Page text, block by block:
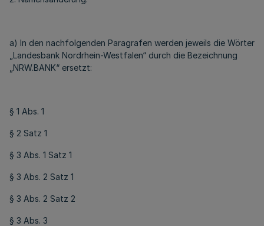
a) In den nachfolgenden Paragrafen werden jeweils die Wörter
„Landesbank Nordrhein-Westfalen“ durch die Bezeichnung
„NRW.BANK“ ersetzt:
§ 1 Abs. 1
§ 2 Satz 1
§ 3 Abs. 1 Satz 1
§ 3 Abs. 2 Satz 1
§ 3 Abs. 2 Satz 2
§ 3 Abs. 3